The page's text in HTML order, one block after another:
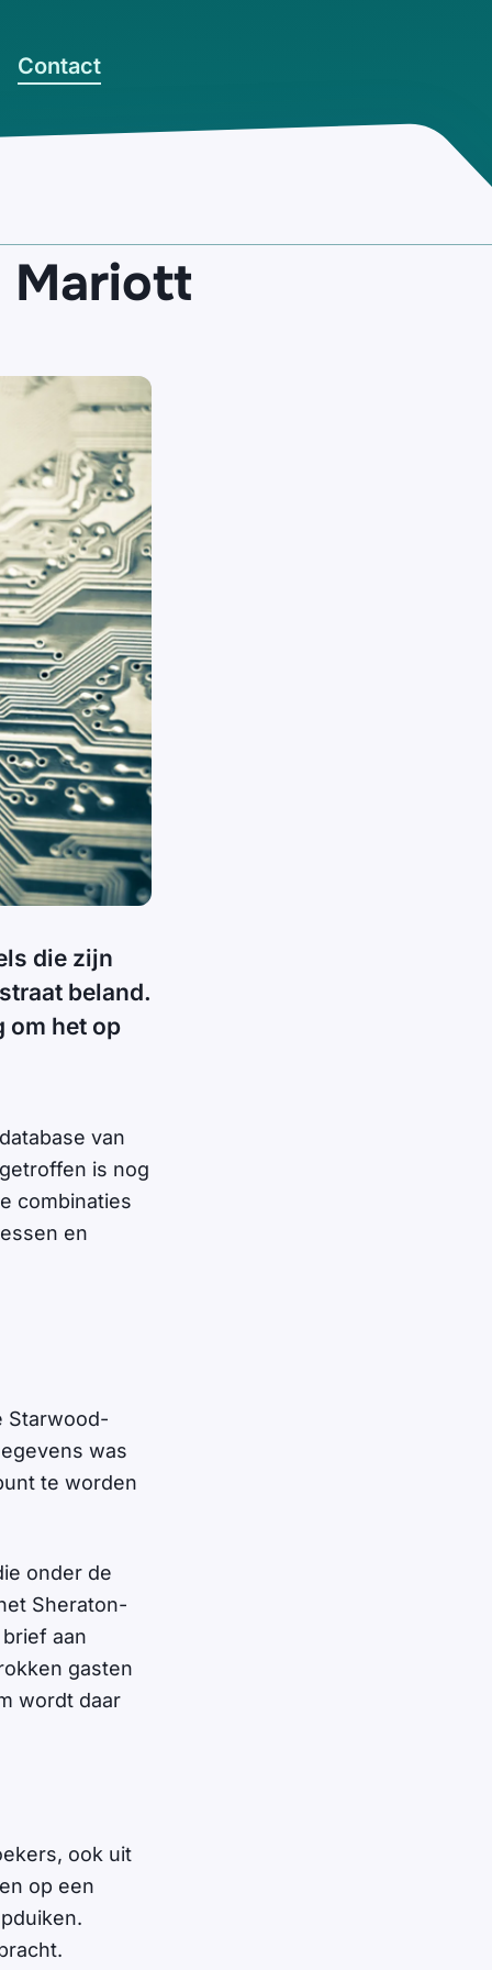
Contact
Mariott
die zijn
beland.
om het op
van
is nog
combinaties
en
Starwood-
was
te worden
onder de
Sheraton-
aan
gasten
wordt daar
ook uit
op een